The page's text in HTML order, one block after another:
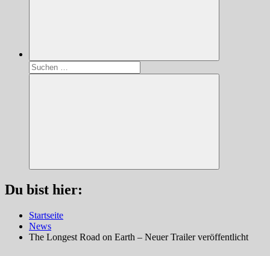
Suchen
nach:
Suchen
Du bist hier:
Startseite
News
The Longest Road on Earth – Neuer Trailer veröffentlicht